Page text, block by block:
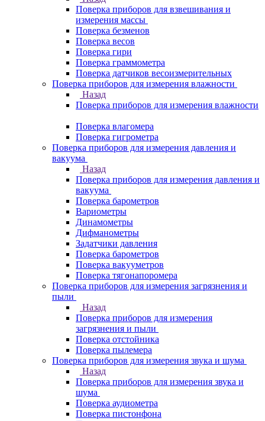
Поверка приборов для взвешивания и
измерения массы
Поверка безменов
Поверка весов
Поверка гири
Поверка граммометра
Поверка датчиков весоизмерительных
Поверка приборов для измерения влажности
Назад
Поверка приборов для измерения влажности
Поверка влагомера
Поверка гигрометра
Поверка приборов для измерения давления и
вакуума
Назад
Поверка приборов для измерения давления и
вакуума
Поверка барометров
Вариометры
Динамометры
Дифманометры
Задатчики давления
Поверка барометров
Поверка вакууметров
Поверка тягонапоромера
Поверка приборов для измерения загрязнения и
пыли
Назад
Поверка приборов для измерения
загрязнения и пыли
Поверка отстойника
Поверка пылемера
Поверка приборов для измерения звука и шума
Назад
Поверка приборов для измерения звука и
шума
Поверка аудиометра
Поверка пистонфона